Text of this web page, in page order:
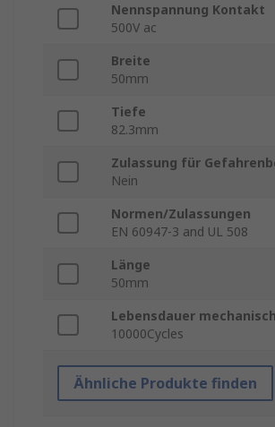
Nennspannung Kontakt
500V ac
Breite
50mm
Tiefe
82.3mm
Zulassung für
Nein
Normen/Zulassungen
EN 60947-3 and UL 508
Länge
50mm
Lebensdauer mechanisch
10000Cycles
Ähnliche Produkte finden